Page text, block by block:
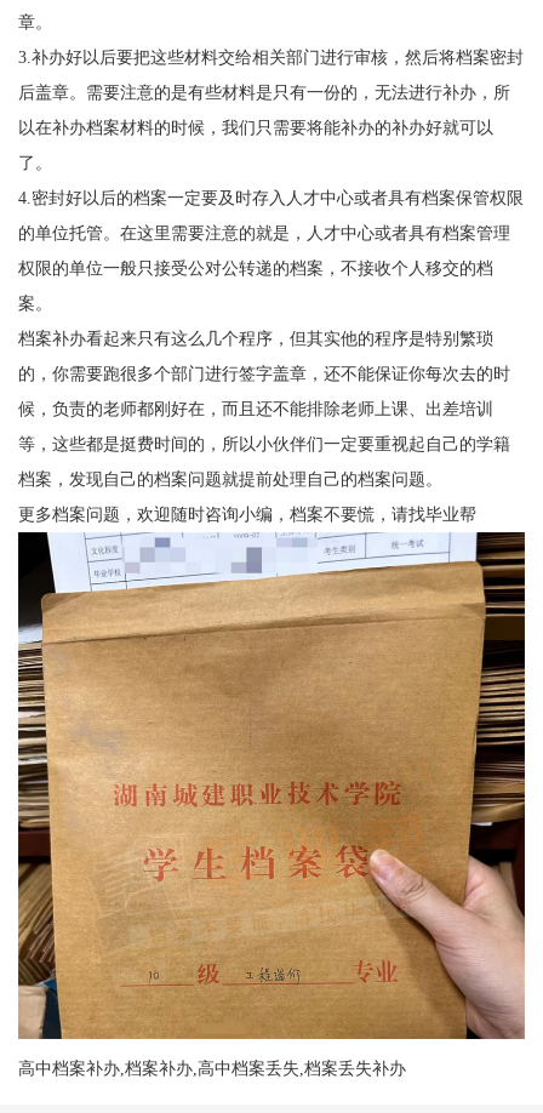
章。
3.补办好以后要把这些材料交给相关部门进行审核，然后将档案密封
后盖章。需要注意的是有些材料是只有一份的，无法进行补办，所
以在补办档案材料的时候，我们只需要将能补办的补办好就可以
了。
4.密封好以后的档案一定要及时存入人才中心或者具有档案保管权限
的单位托管。在这里需要注意的就是，人才中心或者具有档案管理
权限的单位一般只接受公对公转递的档案，不接收个人移交的档
案。
档案补办看起来只有这么几个程序，但其实他的程序是特别繁琐
的，你需要跑很多个部门进行签字盖章，还不能保证你每次去的时
候，负责的老师都刚好在，而且还不能排除老师上课、出差培训
等，这些都是挺费时间的，所以小伙伴们一定要重视起自己的学籍
档案，发现自己的档案问题就提前处理自己的档案问题。
更多档案问题，欢迎随时咨询小编，档案不要慌，请找毕业帮
高中档案补办,档案补办,高中档案丢失,档案丢失补办